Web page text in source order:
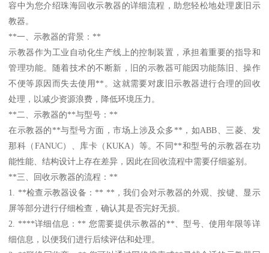
容中为您介绍珠海回收示教器的详细流程，助您轻松地处理废旧示
教器。
**一、示教器的背景：**
示教器作为工业自动化生产线上的控制装置，承担着重要的指导和
管理功能。随着技术的不断新，旧的示教器可能因功能陈旧、操作
不便等原因而失去使用**。这就需要对废旧示教器进行合理的回收
处理，以减少资源浪费，降低环境压力。
**二、示教器的**与型号：**
在示教器的**与型号方面，市场上涉及众多**，如ABB、三菱、发
那科（FANUC）、库卡（KUKA）等。不同**和型号的示教器在功
能性能、结构设计上存在差异，因此在回收流程中需要仔细鉴别。
**三、回收示教器的流程：**
1. **检查示教器设备：** **，我们会对示教器的外观、按键、显示
屏等部分进行仔细检查，确认其是否完好无损。
2. ****详细信息：** 您需要提供示教器的**、型号、使用年限等详
细信息，以便我们进行后续评估和处理。